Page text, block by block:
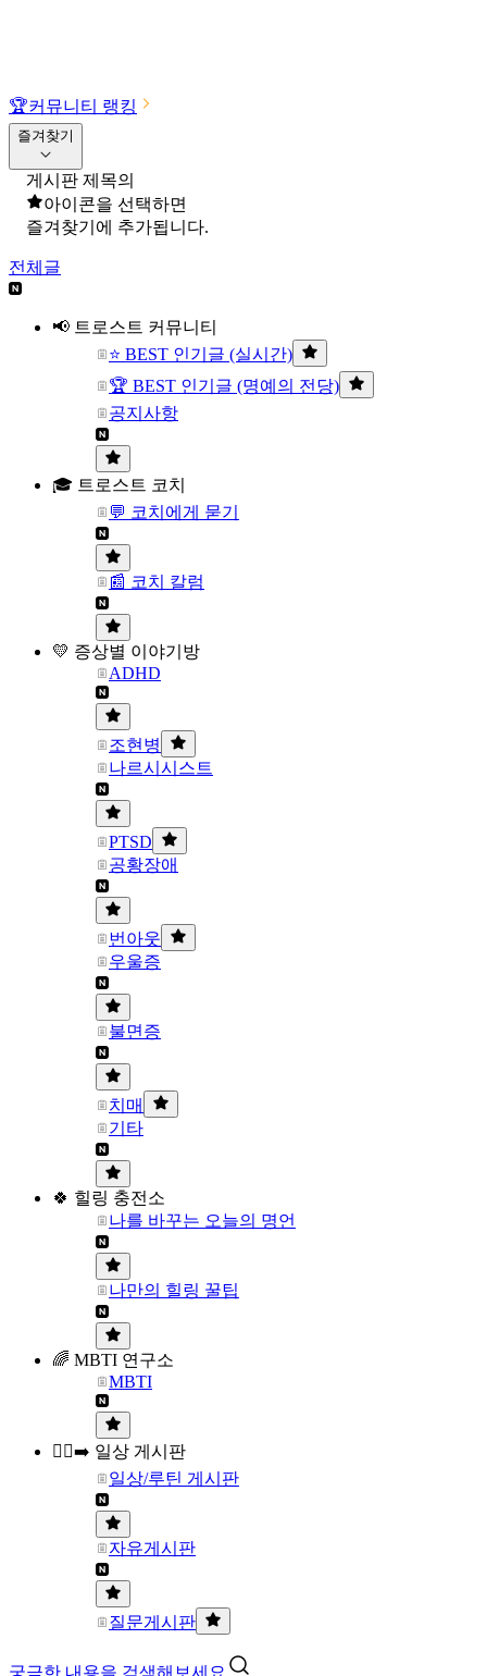
🏆커뮤니티 랭킹
즐겨찾기
게시판 제목의
아이콘을 선택하면
즐겨찾기에 추가됩니다.
전체글
📢 트로스트 커뮤니티
⭐ BEST 인기글 (실시간)
🏆 BEST 인기글 (명예의 전당)
공지사항
🎓 트로스트 코치
💬 코치에게 묻기
📰 코치 칼럼
💛 증상별 이야기방
ADHD
조현병
나르시시스트
PTSD
공황장애
번아웃
우울증
불면증
치매
기타
🍀 힐링 충전소
나를 바꾸는 오늘의 명언
나만의 힐링 꿀팁
🌈 MBTI 연구소
MBTI
🏃‍♀️‍➡️ 일상 게시판
일상/루틴 게시판
자유게시판
질문게시판
궁금한 내용을 검색해보세요